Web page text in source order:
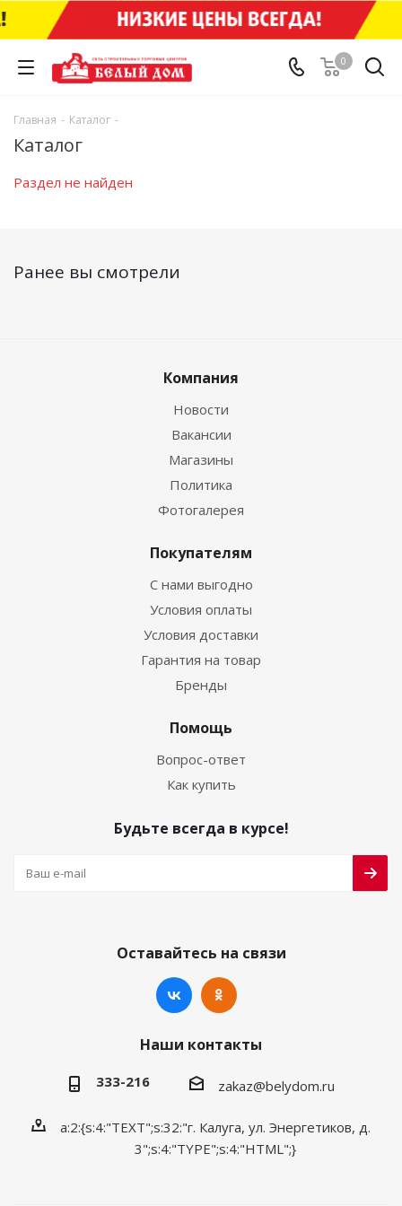
0
Главная - Каталог -
Каталог
Раздел не найден
Ранее вы смотрели
Компания
Новости
Вакансии
Магазины
Политика
Фотогалерея
Покупателям
С нами выгодно
Условия оплаты
Условия доставки
Гарантия на товар
Бренды
Помощь
Вопрос-ответ
Как купить
Будьте всегда в курсе!
Оставайтесь на связи
Наши контакты
333-216 zakaz@belydom.ru
a:2:{s:4:"TEXT";s:32:"г. Калуга, ул. Энергетиков, д.
3";s:4:"TYPE";s:4:"HTML";}